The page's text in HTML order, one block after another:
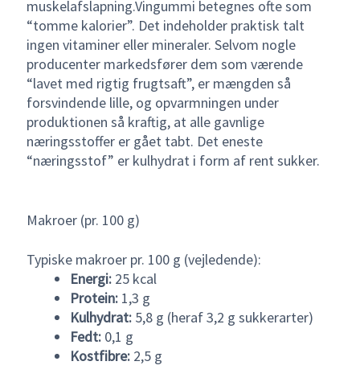
muskelafslapning.Vingummi betegnes ofte som
“tomme kalorier”. Det indeholder praktisk talt
ingen vitaminer eller mineraler. Selvom nogle
producenter markedsfører dem som værende
“lavet med rigtig frugtsaft”, er mængden så
forsvindende lille, og opvarmningen under
produktionen så kraftig, at alle gavnlige
næringsstoffer er gået tabt. Det eneste
“næringsstof” er kulhydrat i form af rent sukker.
Makroer (pr. 100 g)
Typiske makroer pr. 100 g (vejledende):
Energi:25 kcal
Protein:1,3 g
Kulhydrat:5,8 g (heraf 3,2 g sukkerarter)
Fedt:0,1 g
Kostfibre:2,5 g